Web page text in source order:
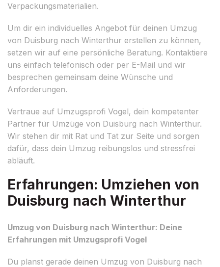
Verpackungsmaterialien.
Um dir ein individuelles Angebot für deinen Umzug
von Duisburg nach Winterthur erstellen zu können,
setzen wir auf eine persönliche Beratung. Kontaktiere
uns einfach telefonisch oder per E-Mail und wir
besprechen gemeinsam deine Wünsche und
Anforderungen.
Vertraue auf Umzugsprofi Vogel, dein kompetenter
Partner für Umzüge von Duisburg nach Winterthur.
Wir stehen dir mit Rat und Tat zur Seite und sorgen
dafür, dass dein Umzug reibungslos und stressfrei
abläuft.
Erfahrungen: Umziehen von
Duisburg nach Winterthur
Umzug von Duisburg nach Winterthur: Deine
Erfahrungen mit Umzugsprofi Vogel
Du planst gerade deinen Umzug von Duisburg nach